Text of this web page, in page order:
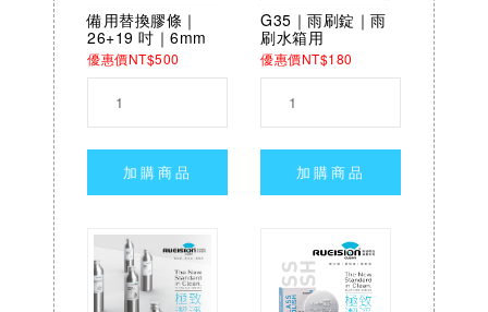
備用替換膠條｜
26+19 吋｜6mm
優惠價NT$500
加購商品
G35｜雨刷錠｜雨
刷水箱用
優惠價NT$180
加購商品